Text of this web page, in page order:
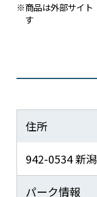
※商品は外部サイト
す
住所
942-0534 新
パーク情報